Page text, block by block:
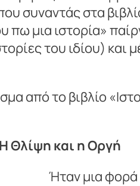
συναντάς στα
πω μια ιστορία»
του ιδίου) και
από το βιβλίο
Η Θλίψη και η Οργή
Ήταν μια φορά